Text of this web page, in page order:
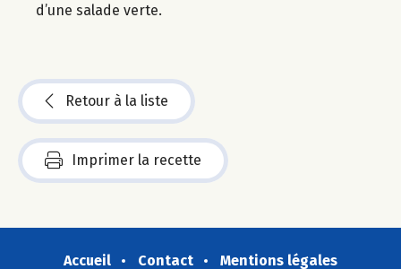
d’une salade verte.
Retour à la liste
Imprimer la recette
Accueil Contact
Mentions légales